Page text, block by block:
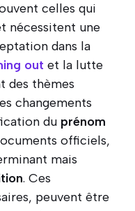
celles qui
nécessitent une
dans la
out et la lutte
des thèmes
changements
du prénom
officiels,
mais
. Ces
peuvent être